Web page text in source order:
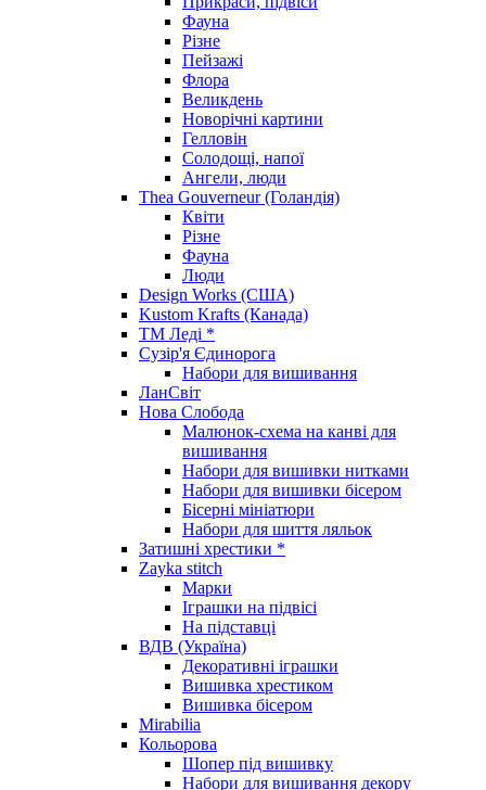
Фауна
Різне
Пейзажі
Флора
Великдень
Новорічні картини
Гелловін
Солодощі, напої
Ангели, люди
Thea Gouverneur (Голандія)
Квіти
Різне
Фауна
Люди
Design Works (США)
Kustom Krafts (Канада)
ТМ Леді *
Сузір'я Єдинорога
Набори для вишивання
ЛанСвіт
Нова Слобода
Малюнок-схема на канві для
вишивання
Набори для вишивки нитками
Набори для вишивки бісером
Бісерні мініатюри
Набори для шиття ляльок
Затишні хрестики *
Zayka stitch
Марки
Іграшки на підвісі
На підставці
ВДВ (Україна)
Декоративні іграшки
Вишивка хрестиком
Вишивка бісером
Mirabilia
Кольорова
Шопер під вишивку
Набори для вишивання декору